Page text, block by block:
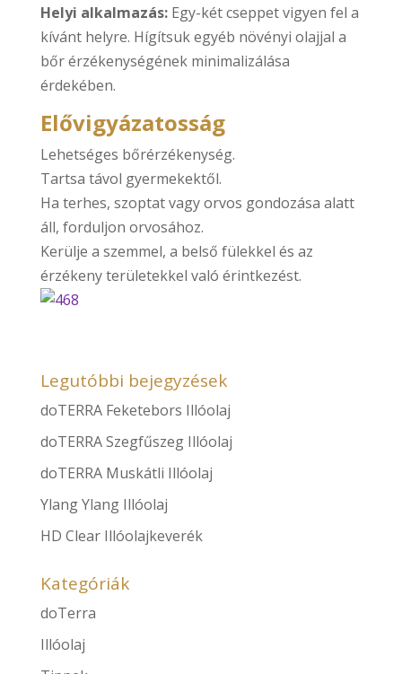
Helyi alkalmazás:Egy-két cseppet vigyen fel a
kívánt helyre. Hígítsuk egyéb növényi olajjal a
bőr érzékenységének minimalizálása
érdekében.
Elővigyázatosság
Lehetséges bőrérzékenység.
Tartsa távol gyermekektől.
Ha terhes, szoptat vagy orvos gondozása alatt
áll, forduljon orvosához.
Kerülje a szemmel, a belső fülekkel és az
érzékeny területekkel való érintkezést.
Legutóbbi bejegyzések
doTERRA Feketebors Illóolaj
doTERRA Szegfűszeg Illóolaj
doTERRA Muskátli Illóolaj
Ylang Ylang Illóolaj
HD Clear Illóolajkeverék
Kategóriák
doTerra
Illóolaj